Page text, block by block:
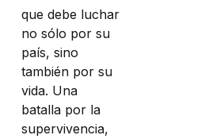
que debe luchar
no sólo por su
país, sino
también por su
vida. Una
batalla por la
supervivencia,